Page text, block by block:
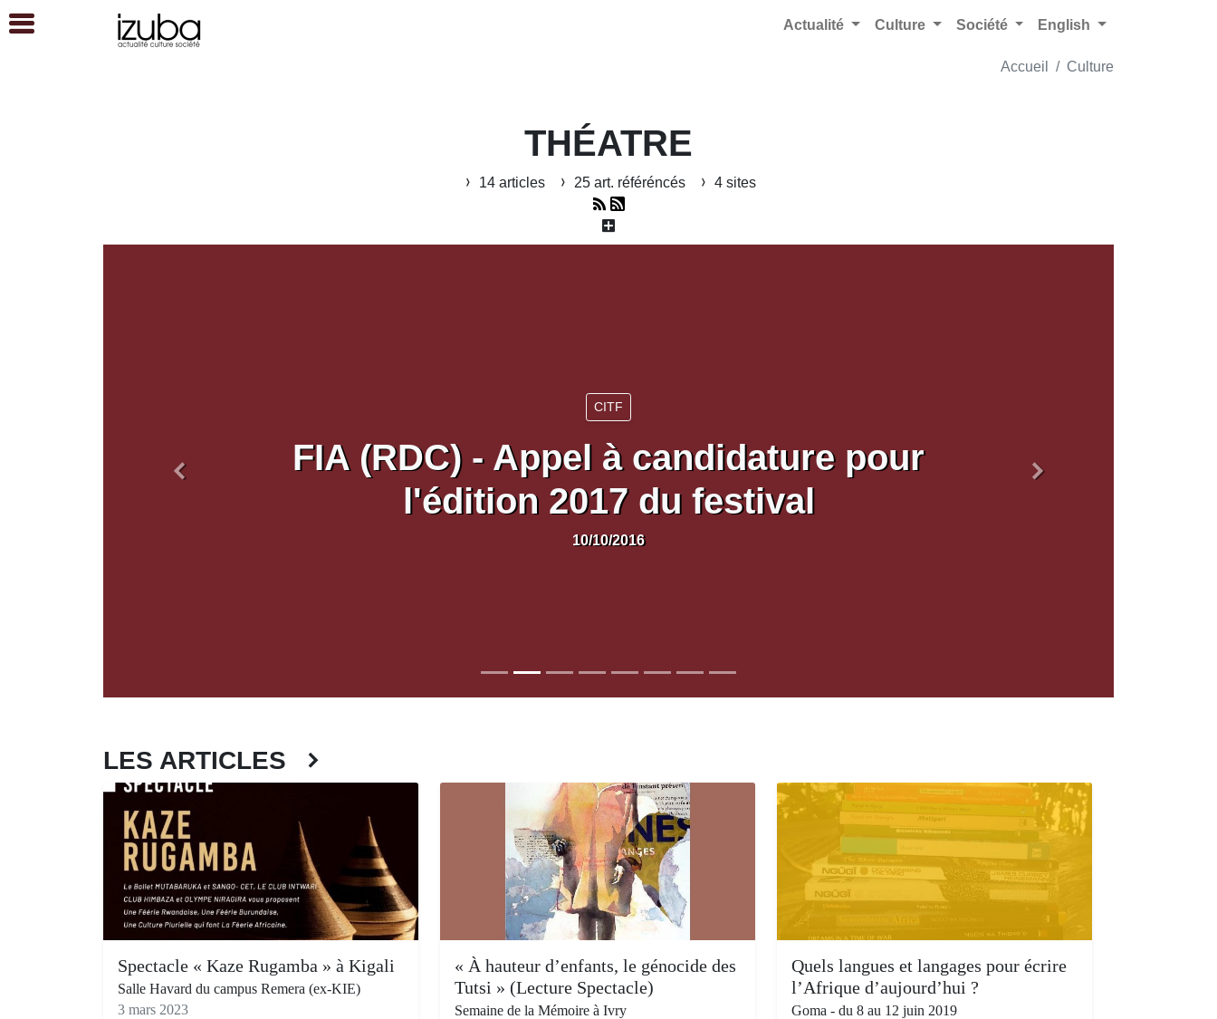
Actualité Culture Société English
Accueil Culture
THÉATRE
14 articles 25 art. référéncés 4 sites
CITF
FIA (RDC) - Appel à candidature pour
l'édition 2017 du festival
10/10/2016
Précédent Suivant
LES ARTICLES
Spectacle « Kaze Rugamba » à Kigali
Salle Havard du campus Remera (ex-KIE)
3 mars 2023
« À hauteur d’enfants, le génocide des
Tutsi » (Lecture Spectacle)
Semaine de la Mémoire à Ivry
Quels langues et langages pour écrire
l’Afrique d’aujourd’hui ?
Goma - du 8 au 12 juin 2019